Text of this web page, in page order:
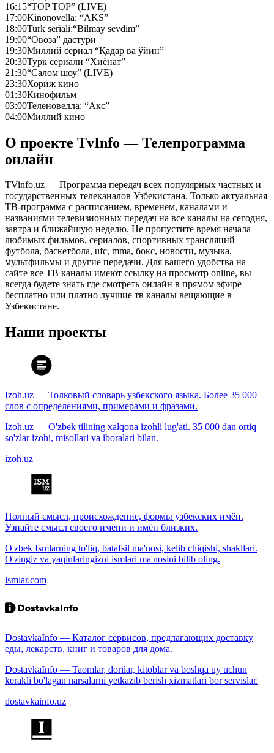
16:15“TOP TOP” (LIVE)
17:00Kinonovella: “AKS”
18:00Turk seriali:“Bilmay sevdim”
19:00“Овоза” дастури
19:30Миллий сериал “Қадар ва ўйин”
20:30Турк сериали “Хиёнат”
21:30“Салом шоу” (LIVE)
23:30Хориж кино
01:30Кинофильм
03:00Теленовелла: “Акс”
04:00Миллий кино
О проекте TvInfo — Телепрограмма
онлайн
TVinfo.uz — Программа передач всех популярных частных и
государственных телеканалов Узбекистана. Только актуальная
ТВ-программа с расписанием, временем, каналами и
названиями телевизионных передач на все каналы на сегодня,
завтра и ближайшую неделю. Не пропустите время начала
любимых фильмов, сериалов, спортивных трансляций
футбола, баскетбола, ufc, mma, бокс, новости, музыка,
мультфильмы и другие передачи. Для вашего удобства на
сайте все ТВ каналы имеют ссылку на просмотр online, вы
всегда будете знать где смотреть онлайн в прямом эфире
бесплатно или платно лучшие тв каналы вещающие в
Узбекистане.
Наши проекты
Izoh.uz — Толковый словарь узбекского языка. Более 35 000
слов с определениями, примерами и фразами.
Izoh.uz — O'zbek tilining xalqona izohli lug'ati. 35 000 dan ortiq
so'zlar izohi, misollari va iboralari bilan.
izoh.uz
Полный смысл, происхождение, формы узбекских имён.
Узнайте смысл своего имени и имён близких.
O'zbek Ismlarning to'liq, batafsil ma'nosi, kelib chiqishi, shakllari.
O'zingiz va yaqinlaringizni ismlari ma'nosini bilib oling.
ismlar.com
DostavkaInfo — Каталог сервисов, предлагающих доставку
еды, лекарств, книг и товаров для дома.
DostavkaInfo — Taomlar, dorilar, kitoblar va boshqa uy uchun
kerakli bo'lagan narsalarni yetkazib berish xizmatlari bor servislar.
dostavkainfo.uz